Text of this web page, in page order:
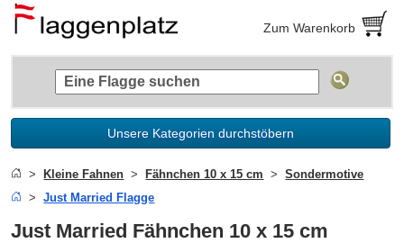
Zum Warenkorb
Unsere Kategorien durchstöbern
Kleine Fahnen Fähnchen 10 x 15 cm
Sondermotive
Just Married Flagge
Just Married Fähnchen 10 x 15 cm